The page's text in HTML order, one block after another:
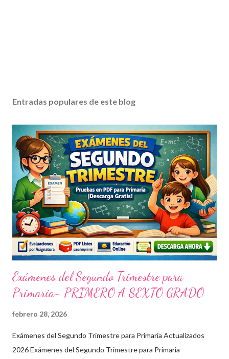
Entradas populares de este blog
Exámenes del Segundo Trimestre para
Primaria- PRIMERO A SEXTO GRADO
febrero 28, 2026
Exámenes del Segundo Trimestre para Primaria Actualizados
2026 Exámenes del Segundo Trimestre para Primaria